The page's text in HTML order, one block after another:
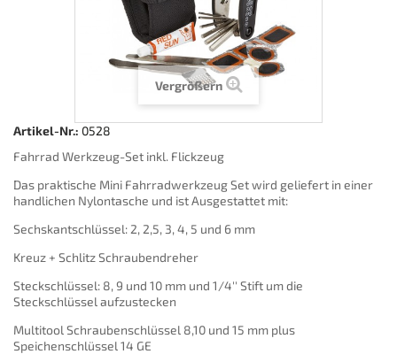
Vergrößern
Artikel-Nr.: 0528
Fahrrad Werkzeug-Set inkl. Flickzeug
Das praktische Mini Fahrradwerkzeug Set wird geliefert in einer
handlichen Nylontasche und ist Ausgestattet mit:
Sechskantschlüssel: 2, 2,5, 3, 4, 5 und 6 mm
Kreuz + Schlitz Schraubendreher
Steckschlüssel: 8, 9 und 10 mm und 1/4'' Stift um die
Steckschlüssel aufzustecken
Multitool Schraubenschlüssel 8,10 und 15 mm plus
Speichenschlüssel 14 GE